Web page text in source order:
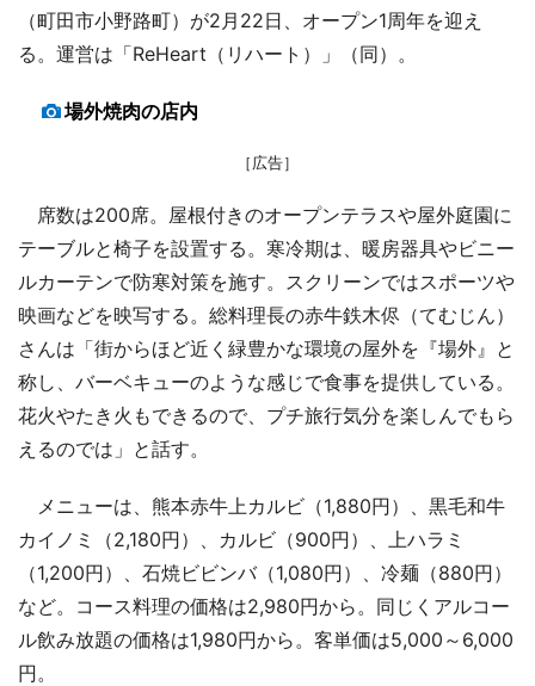
（町田市小野路町）が2月22日、オープン1周年を迎え
る。運営は「ReHeart（リハート）」（同）。
場外焼肉の店内
［広告］
席数は200席。屋根付きのオープンテラスや屋外庭園に
テーブルと椅子を設置する。寒冷期は、暖房器具やビニー
ルカーテンで防寒対策を施す。スクリーンではスポーツや
映画などを映写する。総料理長の赤牛鉄木侭（てむじん）
さんは「街からほど近く緑豊かな環境の屋外を『場外』と
称し、バーベキューのような感じで食事を提供している。
花火やたき火もできるので、プチ旅行気分を楽しんでもら
えるのでは」と話す。
メニューは、熊本赤牛上カルビ（1,880円）、黒毛和牛
カイノミ（2,180円）、カルビ（900円）、上ハラミ
（1,200円）、石焼ビビンバ（1,080円）、冷麺（880円）
など。コース料理の価格は2,980円から。同じくアルコー
ル飲み放題の価格は1,980円から。客単価は5,000～6,000
円。